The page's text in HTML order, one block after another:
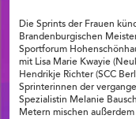
Die Sprints der Frauen
Brandenburgischen
Sportforum
mit Lisa Marie Kwayie
Hendrikje Richter (SCC
Sprinterinnen der
Spezialistin Melanie
Metern mischen